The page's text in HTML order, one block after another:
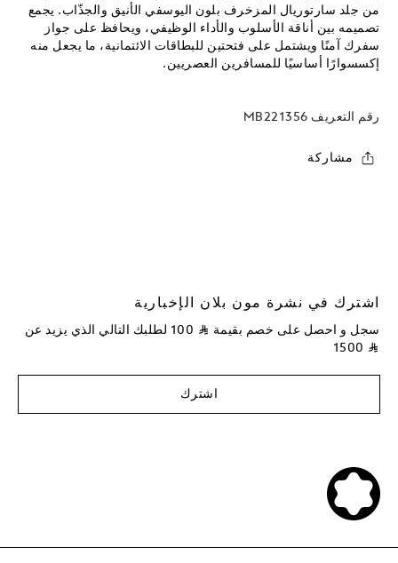
من جلد سارتوريال المزخرف بلون اليوسفي الأنيق والجذّاب. يجمع
تصميمه بين أناقة الأسلوب والأداء الوظيفي، ويحافظ على جواز
سفرك آمنًا ويشتمل على فتحتين للبطاقات الائتمانية، ما يجعل منه
إكسسوارًا أساسيًا للمسافرين العصريين.
رقم التعريف MB221356
مشاركة
اشترك في نشرة مون بلان الإخبارية
سجل و احصل على خصم بقيمة ⃁
لطلبك التالي الذي يزيد عن
⃁
اشترك